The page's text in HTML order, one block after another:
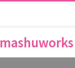
mashuworks